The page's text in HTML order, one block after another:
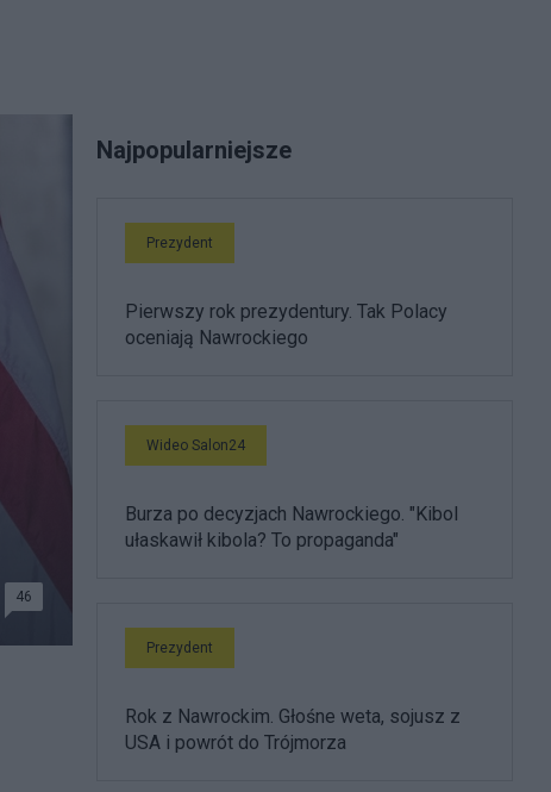
46
Najpopularniejsze
Prezydent
Pierwszy rok prezydentury. Tak Polacy
oceniają Nawrockiego
Wideo Salon24
Burza po decyzjach Nawrockiego. "Kibol
ułaskawił kibola? To propaganda"
Prezydent
Rok z Nawrockim. Głośne weta, sojusz z
USA i powrót do Trójmorza